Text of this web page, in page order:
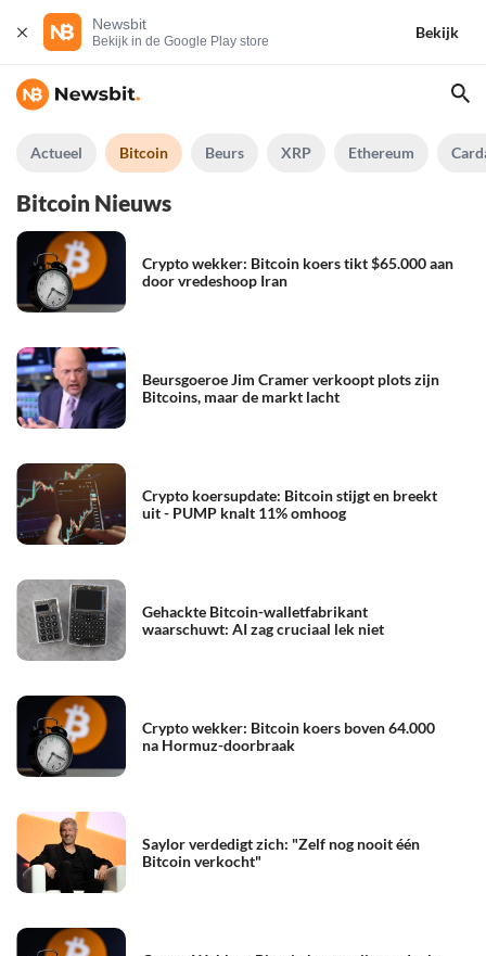
Newsbit
Bekijk in de Google Play store
Bekijk
Actueel Bitcoin Beurs XRP Ethereum
Bitcoin Nieuws
Crypto wekker: Bitcoin koers tikt $65.000 aan
door vredeshoop Iran
Beursgoeroe Jim Cramer verkoopt plots zijn
Bitcoins, maar de markt lacht
Crypto koersupdate: Bitcoin stijgt en breekt
uit - PUMP knalt 11% omhoog
Gehackte Bitcoin-walletfabrikant
waarschuwt: AI zag cruciaal lek niet
Crypto wekker: Bitcoin koers boven 64.000
na Hormuz-doorbraak
Saylor verdedigt zich: "Zelf nog nooit één
Bitcoin verkocht"